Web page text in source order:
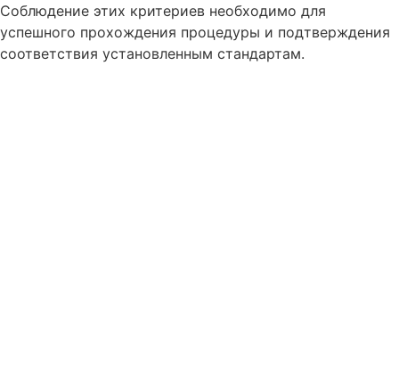
Соблюдение этих критериев необходимо для
успешного прохождения процедуры и подтверждения
соответствия установленным стандартам.